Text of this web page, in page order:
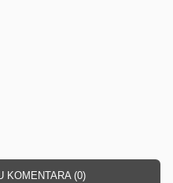
KOMENTARA (0)